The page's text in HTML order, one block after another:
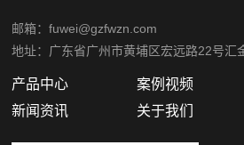
邮箱：fuwei@gzfwzn.com
地址：广东省广州市黄埔区宏远路22号汇
产品中心 案例视频
新闻资讯
关于我们